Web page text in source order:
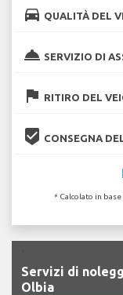
directions_car QUALITÀ DEL
room_service SERVIZIO DI
flag RITIRO DEL
beenhere CONSEGNA
* Calcolato in
Servizi di
Olbia